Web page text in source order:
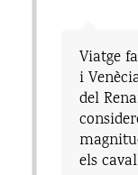
Viatge
i
del
els